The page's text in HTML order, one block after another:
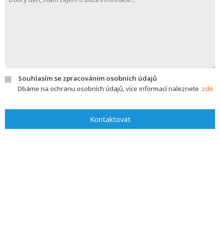
Souhlasím se zpracováním osobních údajů
Dbáme na ochranu osobních údajů, více informací naleznete zde
Kontaktovat